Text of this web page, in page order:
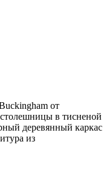
от
в тисненой
деревянный каркас
из